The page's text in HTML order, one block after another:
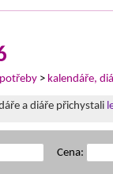
> kalendáře,
a diáře přichystali
Cena: